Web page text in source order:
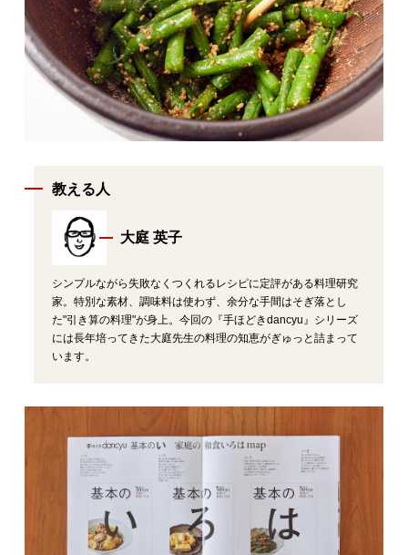
教える人
大庭 英子
シンプルながら失敗なくつくれるレシピに定評がある料理研究
家。特別な素材、調味料は使わず、余分な手間はそぎ落とし
た"引き算の料理"が身上。今回の『手ほどきdancyu』シリーズ
には長年培ってきた大庭先生の料理の知恵がぎゅっと詰まって
います。